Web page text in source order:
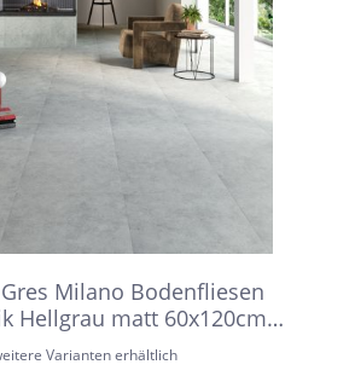
Milano Bodenfliesen
Hellgrau matt 60x120cm
rektifiziert R9
Varianten erhältlich